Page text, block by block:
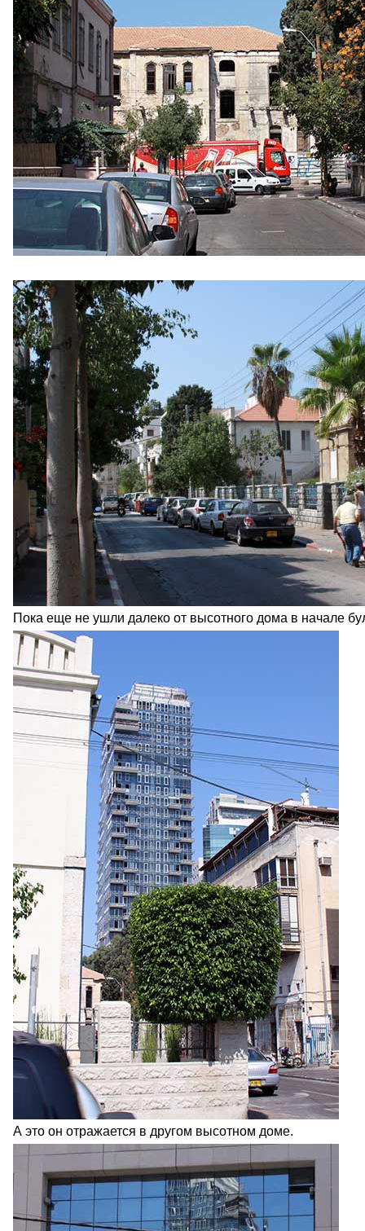
Пока еще не ушли далеко от высотного дома в начале
А это он отражается в другом высотном доме.